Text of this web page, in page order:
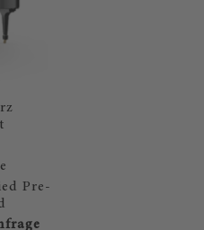
Pre-